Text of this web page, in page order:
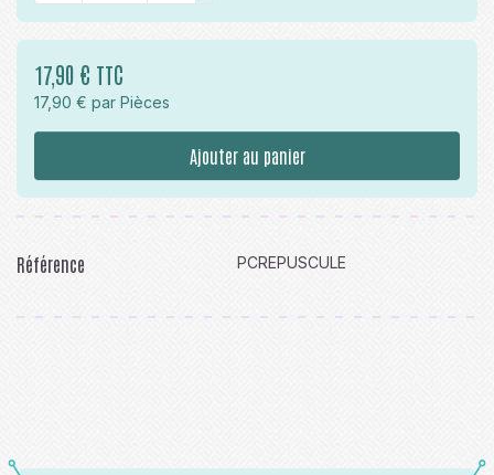
17,90 € TTC
17,90 € par Pièces
Ajouter au panier
Référence PCREPUSCULE